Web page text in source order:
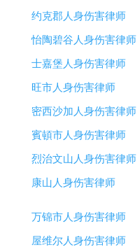
约克郡人身伤害律师
怡陶碧谷人身伤害律师
士嘉堡人身伤害律师
旺市人身伤害律师
密西沙加人身伤害律师
賓頓市人身伤害律师
烈治文山人身伤害律师
康山人身伤害律师
万锦市人身伤害律师
屋维尔人身伤害律师